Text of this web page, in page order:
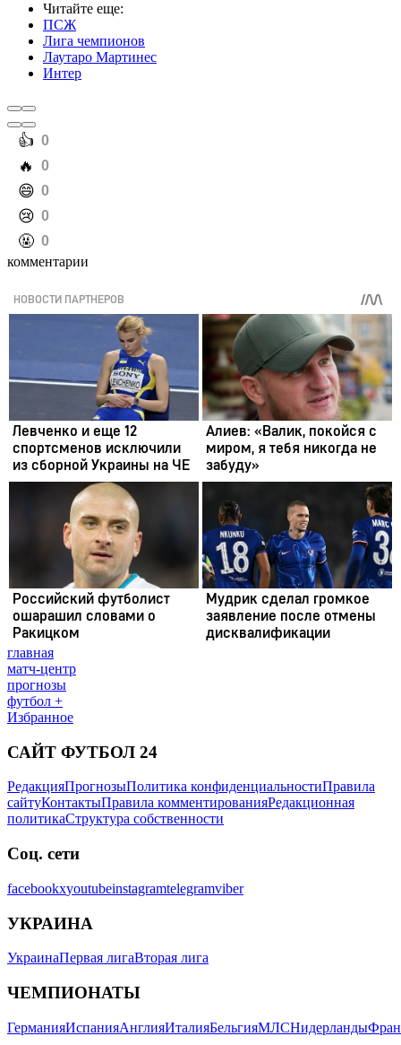
Читайте еще:
ПСЖ
Лига чемпионов
Лаутаро Мартинес
Интер
️👍 0
️🔥 0
️😄 0
️😢 0
️🤬 0
комментарии
главная
матч-центр
прогнозы
футбол +
Избранное
САЙТ ФУТБОЛ 24
РедакцияПрогнозыПолитика конфиденциальностиПравила
сайтуКонтактыПравила комментированияРедакционная
политикаСтруктура собственности
Соц. сети
facebookxyoutubeinstagramtelegramviber
УКРАИНА
УкраинаПервая лигаВторая лига
ЧЕМПИОНАТЫ
ГерманияИспанияАнглияИталияБельгияМЛСНидерланды